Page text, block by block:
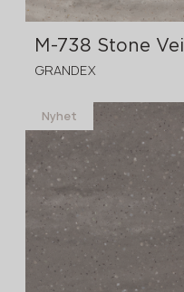
M-738 Stone Veil
GRANDEX
3680x760x12 mm
Nyhet